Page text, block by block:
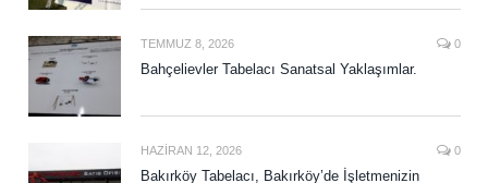
TEMMUZ 8, 2026 0
Bahçelievler Tabelacı Sanatsal Yaklaşımlar.
HAZIRAN 12, 2026 0
Bakırköy Tabelacı, Bakırköy’de İşletmenizin